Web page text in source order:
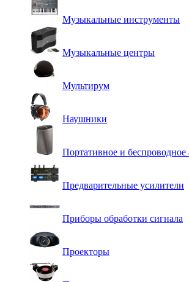
Музыкальные инструменты
Музыкальные центры
Мультирум
Наушники
Портативное и беспроводное
Предварительные усилители
Приборы обработки сигнала
Проекторы